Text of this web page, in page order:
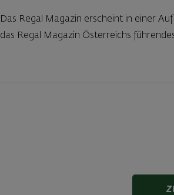
Das Regal Magazin erscheint in einer
das Regal Magazin Österreichs